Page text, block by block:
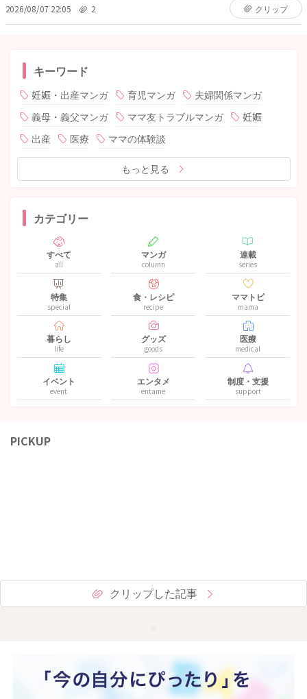
2026/08/07 22:05 2 クリップ
キーワード
妊娠・出産マンガ 育児マンガ
夫婦関係マンガ
義母・義父マンガ
ママ友トラブルマンガ
妊娠
出産
医療 ママの体験談
もっと見る
カテゴリー
すべて
all
マンガ
column
連載
series
特集
special
食・レシピ
recipe
ママトピ
mama
暮らし
life
グッズ
goods
医療
medical
イベント
event
エンタメ
entame
制度・支援
support
PICKUP
クリップした記事